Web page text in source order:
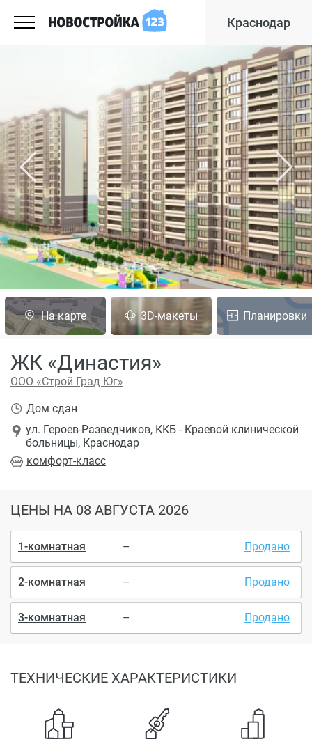
Краснодар
На карте 3D-макеты Планировки
ЖК «Династия»
ООО «Строй Град Юг»
комфорт-класс
ул. Героев-Разведчиков, ККБ - Краевой клинической
больницы, Краснодар
Дом сдан
ЦЕНЫ НА 08 АВГУСТА 2026
1-комнатная – Продано
2-комнатная – Продано
3-комнатная – Продано
ТЕХНИЧЕСКИЕ ХАРАКТЕРИСТИКИ